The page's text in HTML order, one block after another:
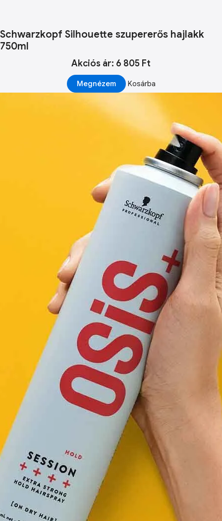
Schwarzkopf Silhouette szupererős hajlakk
750ml
Akciós ár: 6 805 Ft
Megnézem Kosárba